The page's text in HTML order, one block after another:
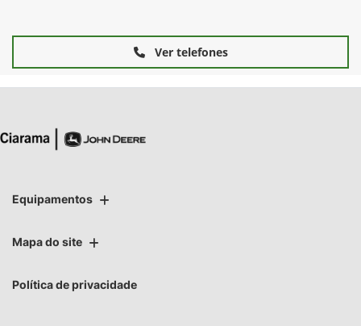
Ver telefones
Equipamentos
Mapa do site
Política de privacidade